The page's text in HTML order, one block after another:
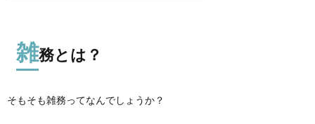
雑務とは？
そもそも雑務ってなんでしょうか？